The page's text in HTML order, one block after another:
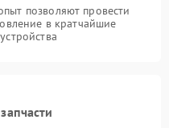
позволяют провести
в кратчайшие